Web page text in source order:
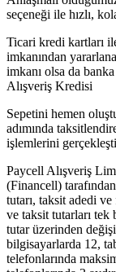
seçeneği ile hızlı,
Ticari kredi kartları
imkanından
imkanı olsa da
Alışveriş Kredisi
Sepetini hemen
adımında
işlemlerini
Paycell Alışveriş
(Financell)
tutarı, taksit adedi
ve taksit tutarları tek
tutar üzerinden
bilgisayarlarda 12,
telefonlarında